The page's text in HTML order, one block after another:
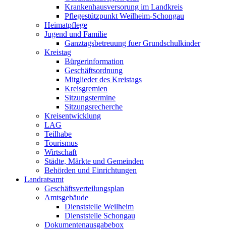
Krankenhausversorung im Landkreis
Pflegestützpunkt Weilheim-Schongau
Heimatpflege
Jugend und Familie
Ganztagsbetreuung fuer Grundschulkinder
Kreistag
Bürgerinformation
Geschäftsordnung
Mitglieder des Kreistags
Kreisgremien
Sitzungstermine
Sitzungsrecherche
Kreisentwicklung
LAG
Teilhabe
Tourismus
Wirtschaft
Städte, Märkte und Gemeinden
Behörden und Einrichtungen
Landratsamt
Geschäftsverteilungsplan
Amtsgebäude
Dienststelle Weilheim
Dienststelle Schongau
Dokumentenausgabebox